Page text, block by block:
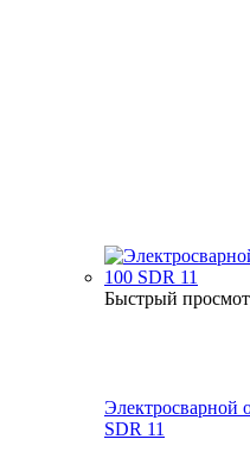
Быстрый
Электросварной
SDR 11